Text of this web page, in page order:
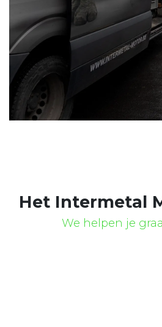
Het Intermetal
We helpen je